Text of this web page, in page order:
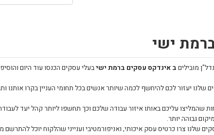
ישי
מוביליםב אינדקס עסקים ברמת ישיבעלי עסקים הכנסו עוד היום
יעזור לכם להיחשף לכמה שיותר אנשים בכל תחומי העניין בקרו אותנו
עליכם באותו איזור עבודה שלכם וכך תחשפו ליותר קהל יעד
גבוהה יותר.
שלנו צרו כרטיס עסק איכותי, ואניפורמטיבי וענייני שהלקוח יוכל